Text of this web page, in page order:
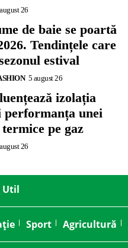
26
de baie se poartă
Tendințele care
estival
5 august 26
izolația
performanța unei
pe gaz
26
Util
Sport Agricultură